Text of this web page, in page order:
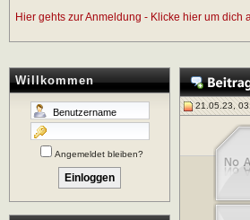
Hier gehts zur Anmeldung - Klicke hier um
Willkommen
Angemeldet bleiben?
21.05.23,